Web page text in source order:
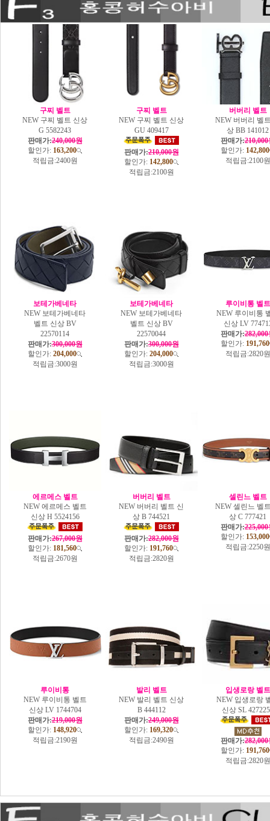
구찌 벨트
NEW 구찌 벨트 신상
G 5582243
판매가:240,000원
할인가: 163,200
적립금:2400원
구찌 벨트
NEW 구찌 벨트 신상
GU 409417
판매가:210,000원
할인가: 142,800
적립금:2100원
버버리 벨트
NEW 버버리 벨
상 BB 141012
판매가:210,000
할인가: 142,800
적립금:2100원
보테가베네타
NEW 보테가베네타
벨트 신상 BV
22570114
판매가:300,000원
할인가: 204,000
적립금:3000원
보테가베네타
NEW 보테가베네타
벨트 신상 BV
22570044
판매가:300,000원
할인가: 204,000
적립금:3000원
루이비통 벨트
NEW 루이비통
신상 LV
판매가:282,000
할인가: 191,760
적립금:2820원
에르메스 벨트
NEW 에르메스 벨트
신상 H 5524156
판매가:267,000원
할인가: 181,560
적립금:2670원
버버리 벨트
NEW 버버리 벨트 신
상 B 744521
판매가:282,000원
할인가: 191,760
적립금:2820원
셀린느 벨트
NEW 셀린느 벨
상 C 777421
판매가:225,000
할인가: 153,000
적립금:2250원
루이비통
NEW 루이비통 벨트
신상 LV 1744704
판매가:219,000원
할인가: 148,920
적립금:2190원
발리 벨트
NEW 발리 벨트 신상
B 444112
판매가:249,000원
할인가: 169,320
적립금:2490원
입생로랑 벨트
NEW 입생로랑
신상 SL
판매가:282,000
할인가: 191,760
적립금:2820원